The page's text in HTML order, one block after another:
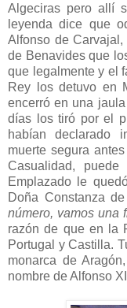
Algeciras pero allí
leyenda dice que
Alfonso de
de Benavides que
que legalmente y el
Rey los detuvo en
encerró en una
días los tiró por el
habían declarado
muerte segura
Casualidad,
Emplazado le
Doña Constanza
número, vamos una
razón de que en la
Portugal y Castilla.
monarca de
nombre de Alfonso